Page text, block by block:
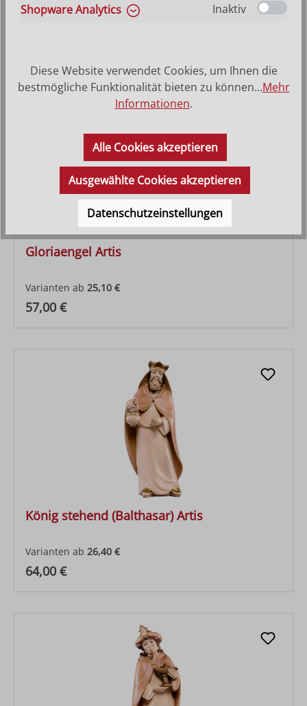
Gloriaengel Artis
Varianten ab 25,10 €
Regulärer Preis:
57,00 €
König stehend (Balthasar) Artis
Varianten ab 26,40 €
Regulärer Preis:
64,00 €
Shopware Analytics Inaktiv
Diese Website verwendet Cookies, um Ihnen die
bestmögliche Funktionalität bieten zu können...Mehr
Informationen.
Alle Cookies akzeptieren
Ausgewählte Cookies akzeptieren
Datenschutzeinstellungen